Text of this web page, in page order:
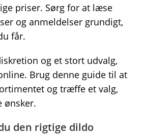
priser. Sørg for at læse
og anmeldelser grundigt,
får.
og et stort udvalg,
Brug denne guide til at
og træffe et valg,
ønsker.
den rigtige dildo